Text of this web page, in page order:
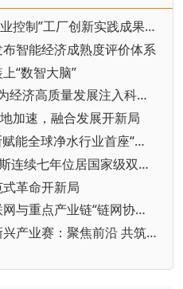
▪ 全国首个“5G+AI+新型工业控制”工厂创新实践成果发布
智能经济成熟度评价体系
“数智大脑”
▪ AI+工业互联网，卡奥斯为经济高质量发展注入科技动能
加速，融合发展开新局
▪ AI创造用户价值！卡奥斯赋能全球净水行业首座“灯塔”
▪ 蝉联最高A级评价，卡奥斯连续七年位居国家级双跨平台首位
革命开新局
▪ 工信部：将实施工业互联网与重点产业链“链网协同”行动
▪ 第七届工业互联网大赛新兴产业赛：聚焦前沿 共筑未来创新生态